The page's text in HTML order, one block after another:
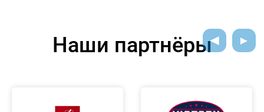
Наши партнёры